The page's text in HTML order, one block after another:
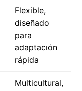
Flexible,
diseñado
para
adaptación
rápida
Multicultural,